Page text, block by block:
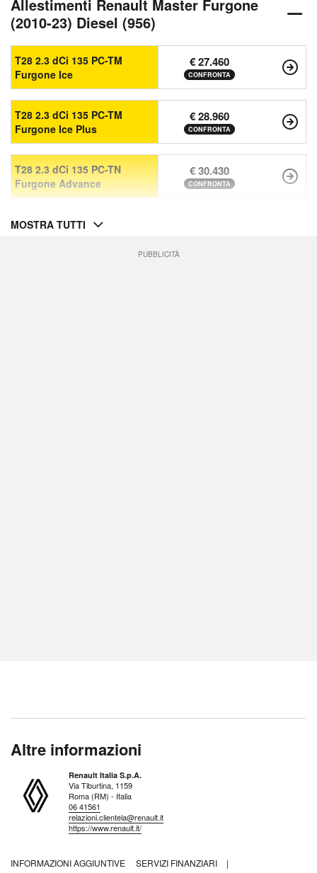
Allestimenti Renault Master Furgone
(2010-23) Diesel (956)
T28 2.3 dCi 135 PC-TM
Furgone Ice
€ 27.460
CONFRONTA
T28 2.3 dCi 135 PC-TM
Furgone Ice Plus
€ 28.960
CONFRONTA
T28 2.3 dCi 135 PC-TN
Furgone Advance
€ 30.430
CONFRONTA
MOSTRA TUTTI
PUBBLICITÀ
Altre informazioni
Renault Italia S.p.A.
Via Tiburtina, 1159
Roma (RM) - Italia
06 41561
relazioni.clientela@renault.it
https://www.renault.it/
INFORMAZIONI AGGIUNTIVE SERVIZI FINANZIARI
|